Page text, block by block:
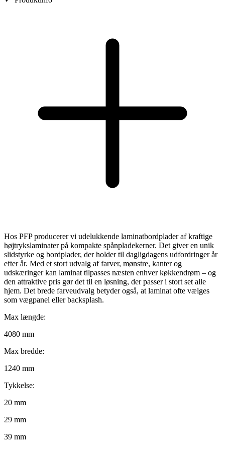
Hos PFP producerer vi udelukkende laminatbordplader af kraftige
højtrykslaminater på kompakte spånpladekerner. Det giver en unik
slidstyrke og bordplader, der holder til dagligdagens udfordringer år
efter år. Med et stort udvalg af farver, mønstre, kanter og
udskæringer kan laminat tilpasses næsten enhver køkkendrøm – og
den attraktive pris gør det til en løsning, der passer i stort set alle
hjem. Det brede farveudvalg betyder også, at laminat ofte vælges
som vægpanel eller backsplash.
Max længde:
4080 mm
Max bredde:
1240 mm
Tykkelse:
20 mm
29 mm
39 mm